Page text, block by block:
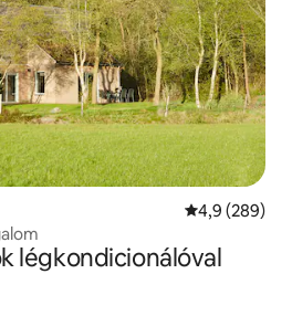
Átlagos
4,9 (289)
légkondicionálóval